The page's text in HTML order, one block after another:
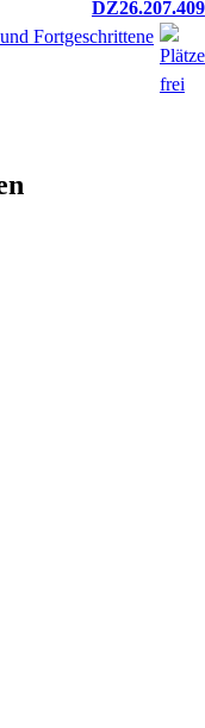
DZ26.207.409
Fortgeschrittene